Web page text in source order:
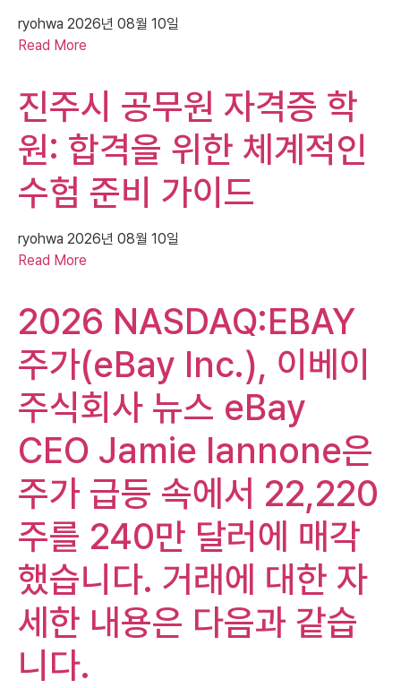
ryohwa 2026년 08월 10일
Read More
진주시 공무원 자격증 학
원: 합격을 위한 체계적인
수험 준비 가이드
ryohwa 2026년 08월 10일
Read More
2026 NASDAQ:EBAY
주가(eBay Inc.), 이베이
주식회사 뉴스 eBay
CEO Jamie Iannone은
주가 급등 속에서 22,220
주를 240만 달러에 매각
했습니다. 거래에 대한 자
세한 내용은 다음과 같습
니다.